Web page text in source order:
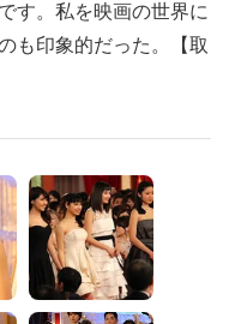
す。私を映画の世界に
も印象的だった。【取